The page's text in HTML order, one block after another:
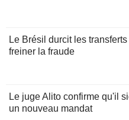
Le Brésil durcit les
freiner la fraude
Le juge Alito confirme qu'il
un nouveau mandat